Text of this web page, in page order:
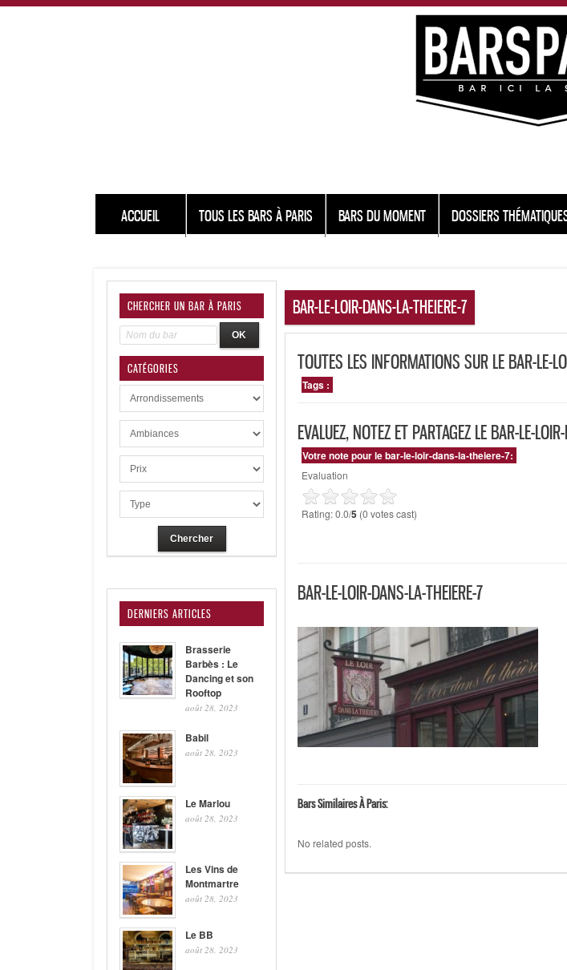
ACCUEIL TOUS LES BARS À PARIS BARS DU MOMENT DOSSIERS
CHERCHER UN BAR À PARIS
CATÉGORIES
DERNIERS ARTICLES
Brasserie
Barbès : Le
Dancing et son
Rooftop
août 28, 2023
Babil
août 28, 2023
Le Marlou
août 28, 2023
Les Vins de
Montmartre
août 28, 2023
Le BB
août 28, 2023
BAR-LE-LOIR-DANS-LA-THEIERE-7
TOUTES LES INFORMATIONS SUR LE BAR-LE-
Tags :
EVALUEZ, NOTEZ ET PARTAGEZ LE BAR-LE-
Votre note pour le bar-le-loir-dans-la-theiere-7:
Evaluation
Rating: 0.0/5 (0 votes cast)
BAR-LE-LOIR-DANS-LA-THEIERE-7
Bars Similaires À Paris:
No related posts.